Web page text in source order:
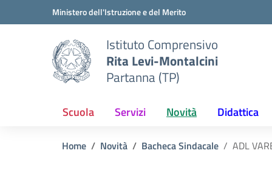
Vai ai contenuti
Vai al menu di navigazioneMinistero dell'Istruzione e del Merito
Istituto Comprensivo
Rita Levi-Montalcini
Partanna (TP)
Scuola Servizi Novità Didattica
Home Novità Bacheca Sindacale ADL